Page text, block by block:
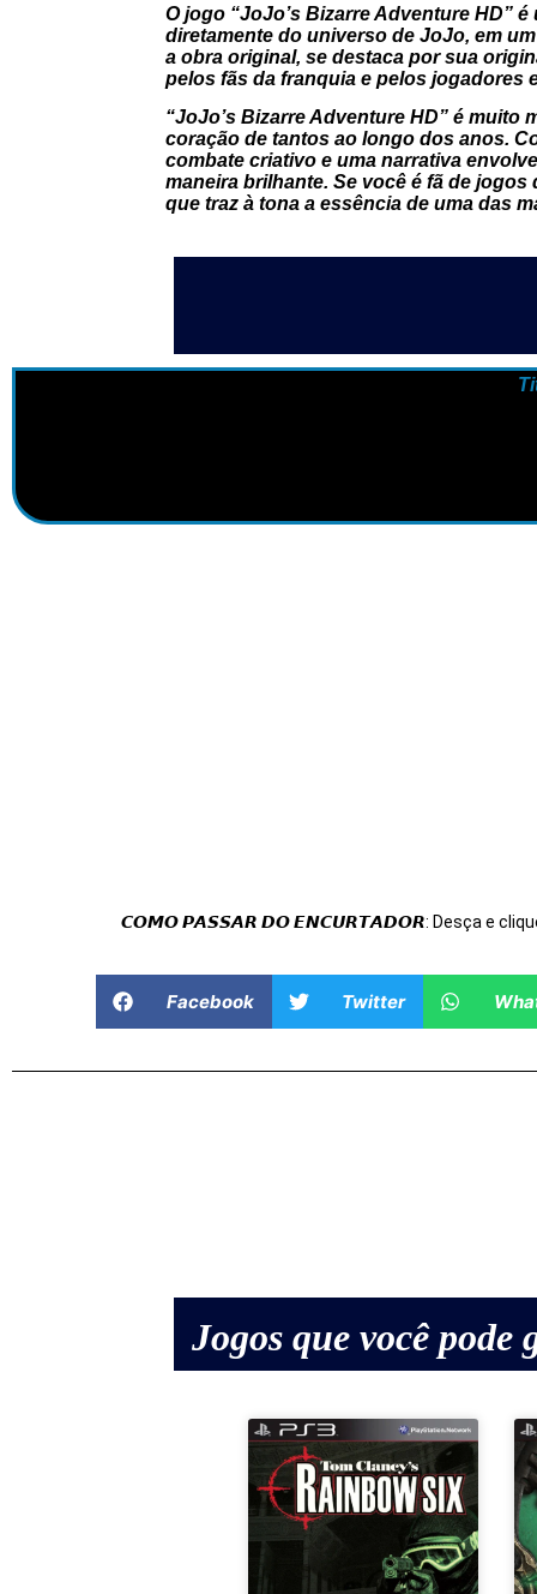
O jogo “JoJo’s Bizarre Adventure HD”
diretamente do universo de JoJo, em
a obra original, se destaca por sua
pelos fãs da franquia e pelos jogadores
“JoJo’s Bizarre Adventure HD” é
coração de tantos ao longo dos anos.
combate criativo e uma narrativa
maneira brilhante. Se você é fã de
que traz à tona a essência de uma das
𝘾𝙊𝙈𝙊 𝙋𝘼𝙎𝙎𝘼𝙍 𝘿𝙊 𝙀𝙉𝘾𝙐𝙍𝙏𝘼𝘿𝙊𝙍: Desça e clique
Facebook Twitter
Jogos que você pode